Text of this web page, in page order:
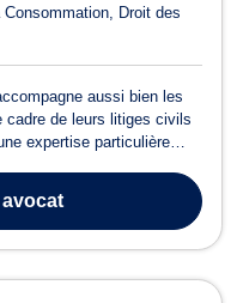
Consommation
Droit des
aussi bien les
cadre de leurs litiges civils
expertise particulière
vices de consentement,